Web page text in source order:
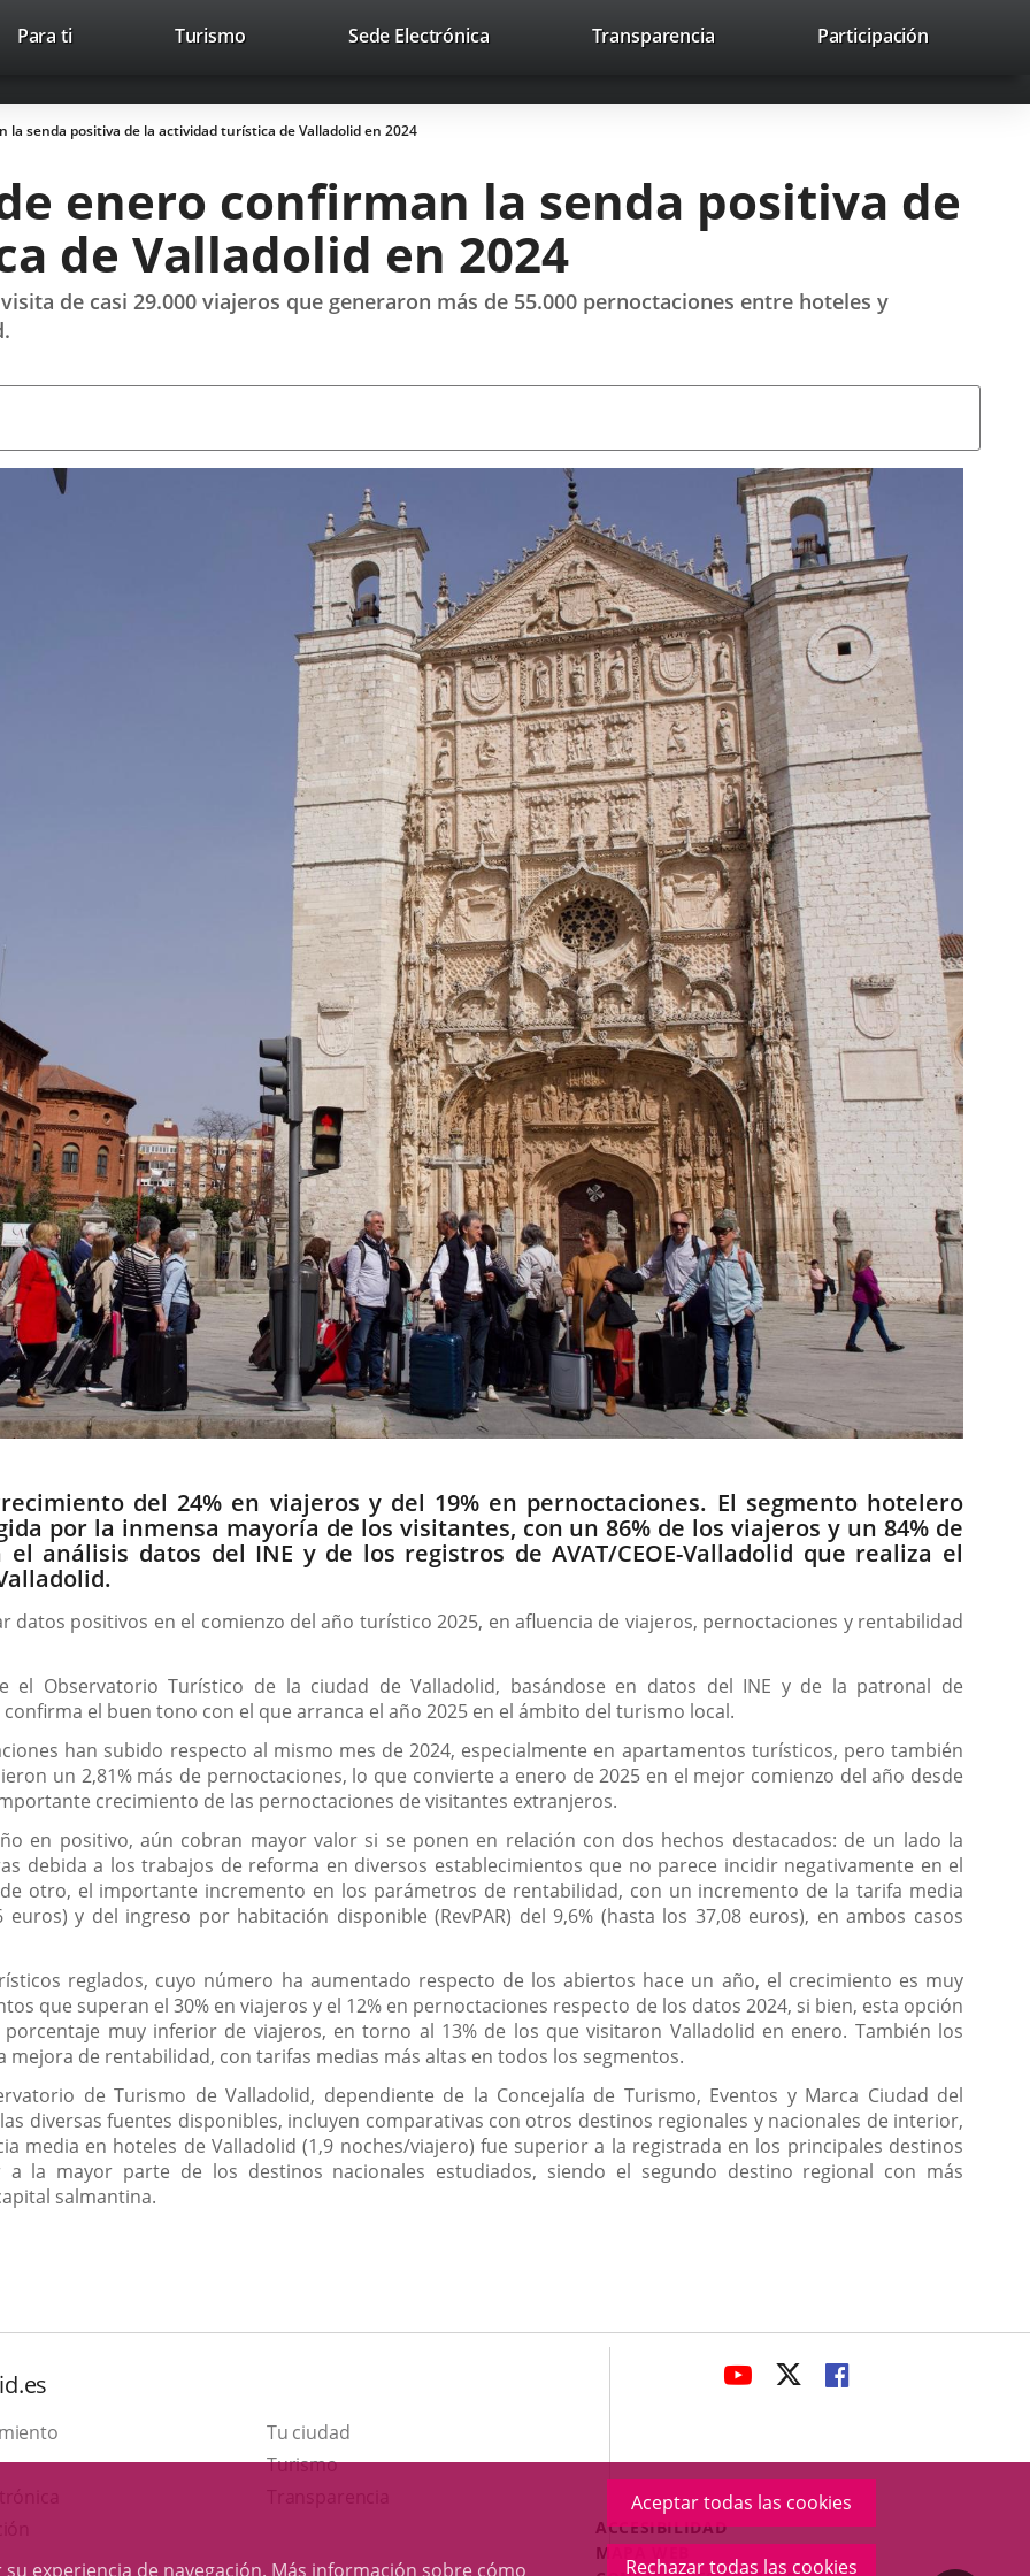
experiencia de navegación. Más información sobre cómo
Aceptar todas las cookies
Rechazar todas las cookies
Trabaja con nosotros Contacto avaHeaderSocial
Enlace
una
Enlace
una
Enlace
una
Buscar
Para ti TurismoEste
abrirá
en
ventana
nueva.
Sede ElectrónicaEnlace
aplicación
Transparencia Participación
la senda positiva de la actividad turística de Valladolid en 2024
enero confirman la senda positiva de
de Valladolid en 2024
de casi 29.000 viajeros que generaron más de 55.000 pernoctaciones entre hoteles y
del 24% en viajeros y del 19% en pernoctaciones. El segmento hotelero
por la inmensa mayoría de los visitantes, con un 86% de los viajeros y un 84% de
análisis datos del INE y de los registros de AVAT/CEOE-Valladolid que realiza el
datos positivos en el comienzo del año turístico 2025, en afluencia de viajeros, pernoctaciones y rentabilidad
el Observatorio Turístico de la ciudad de Valladolid, basándose en datos del INE y de la patronal de
confirma el buen tono con el que arranca el año 2025 en el ámbito del turismo local.
han subido respecto al mismo mes de 2024, especialmente en apartamentos turísticos, pero también
un 2,81% más de pernoctaciones, lo que convierte a enero de 2025 en el mejor comienzo del año desde
crecimiento de las pernoctaciones de visitantes extranjeros.
en positivo, aún cobran mayor valor si se ponen en relación con dos hechos destacados: de un lado la
debida a los trabajos de reforma en diversos establecimientos que no parece incidir negativamente en el
otro, el importante incremento en los parámetros de rentabilidad, con un incremento de la tarifa media
euros) y del ingreso por habitación disponible (RevPAR) del 9,6% (hasta los 37,08 euros), en ambos casos
reglados, cuyo número ha aumentado respecto de los abiertos hace un año, el crecimiento es muy
que superan el 30% en viajeros y el 12% en pernoctaciones respecto de los datos 2024, si bien, esta opción
muy inferior de viajeros, en torno al 13% de los que visitaron Valladolid en enero. También los
de rentabilidad, con tarifas medias más altas en todos los segmentos.
de Turismo de Valladolid, dependiente de la Concejalía de Turismo, Eventos y Marca Ciudad del
diversas fuentes disponibles, incluyen comparativas con otros destinos regionales y nacionales de interior,
media en hoteles de Valladolid (1,9 noches/viajero) fue superior a la registrada en los principales destinos
a la mayor parte de los destinos nacionales estudiados, siendo el segundo destino regional con más
salmantina.
Tu ciudad
TurismoEste
una
ENLACE
APLICACIÓN
EXTERNA.
ENLACE
APLICACIÓN
EXTERNA.
ENLACE
APLICACIÓN
EXTERNA.
Menú
Legal
ACCESIBILIDAD
MAPA WEB